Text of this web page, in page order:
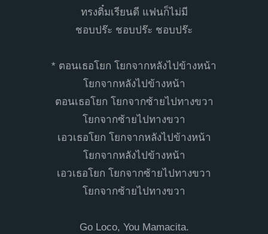
ทรงติ๋มเรียนดี แฟนก็ไม่มี
ชอบปร๊ะ ชอบปร๊ะ ชอบปร๊ะ
* ตอนเธอโยก โยกจากหลังไปข้างหน้า
โยกจากหลังไปข้างหน้า
ตอนเธอโยก โยกจากซ้ายไปทางขวา
โยกจากซ้ายไปทางขวา
เอวเธอโยก โยกจากหลังไปข้างหน้า
โยกจากหลังไปข้างหน้า
เอวเธอโยก โยกจากซ้ายไปทางขวา
โยกจากซ้ายไปทางขวา
Go Loco, You Mamacita.